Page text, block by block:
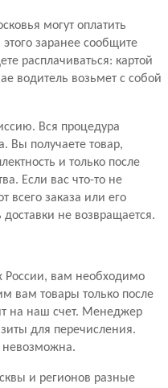
могут оплатить
заранее сообщите
расплачиваться: картой
водитель возьмет с собой
Вся процедура
Вы получаете товар,
и только после
Если вас что-то не
всего заказа или его
доставки не возвращается.
России, вам необходимо
вам товары только после
на наш счет. Менеджер
для перечисления.
невозможна.
и регионов разные